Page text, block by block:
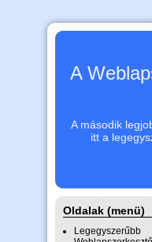
A
A második
itt a
Oldalak (menü)
Legegyszerűbb